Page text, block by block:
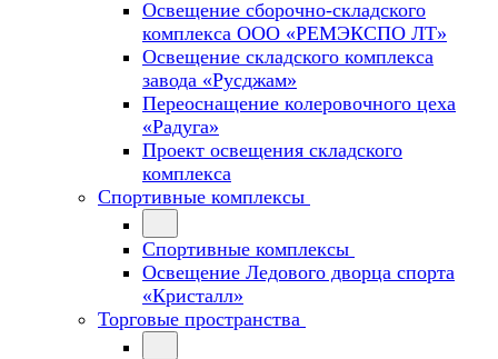
Освещение сборочно-складского
комплекса ООО «РЕМЭКСПО ЛТ»
Освещение складского комплекса
завода «Русджам»
Переоснащение колеровочного цеха
«Радуга»
Проект освещения складского
комплекса
Спортивные комплексы
Спортивные комплексы
Освещение Ледового дворца спорта
«Кристалл»
Торговые пространства